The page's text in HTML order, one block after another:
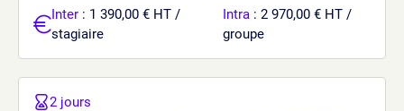
Inter : 1 390,00 € HT /
stagiaire
Intra : 2 970,00 € HT /
groupe
2 jours